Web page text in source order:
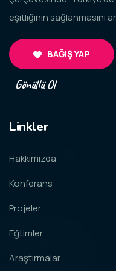
eşitliğinin sağlanmasını
BAĞIŞ YAP
Gönüllü Ol
Linkler
Hakkımızda
Konferans
Projeler
Eğtimler
Araştırmalar